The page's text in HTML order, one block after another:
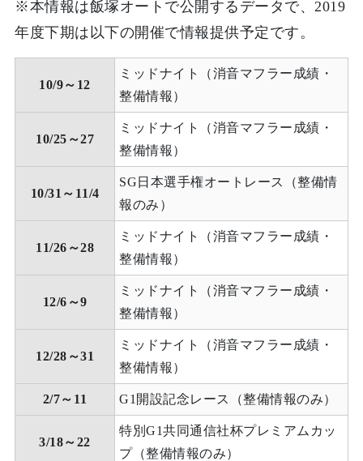
※本情報は飯塚オートで公開するデータで、2019
年度下期は以下の開催で情報提供予定です。
10/9～12
ミッドナイト（消音マフラー成績・
整備情報）
10/25～27
ミッドナイト（消音マフラー成績・
整備情報）
10/31～11/4
SG日本選手権オートレース（整備情
報のみ）
11/26～28
ミッドナイト（消音マフラー成績・
整備情報）
12/6～9
ミッドナイト（消音マフラー成績・
整備情報）
12/28～31
ミッドナイト（消音マフラー成績・
整備情報）
2/7～11 G1開設記念レース（整備情報のみ）
3/18～22
特別G1共同通信社杯プレミアムカッ
プ（整備情報のみ）